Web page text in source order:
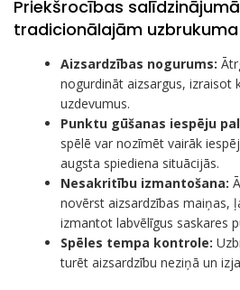
Priekšrocības
tradicionālajām
Aizsardzības nogurums:
nogurdināt aizsargus, izraisot
uzdevumus.
Punktu gūšanas iespēju
spēlē var nozīmēt vairāk
augsta spiediena situācijās.
Nesakritību izmantošana:
novērst aizsardzības maiņas,
izmantot labvēlīgus saskares
Spēles tempa kontrole:
turēt aizsardzību neziņā un